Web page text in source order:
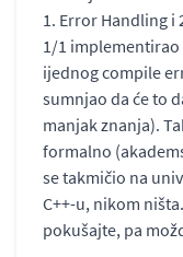
1. Error Handling i
1/1 implementirao
ijednog compile
sumnjao da će to
manjak znanja).
formalno
se takmičio na
C++-u, nikom
pokušajte, pa